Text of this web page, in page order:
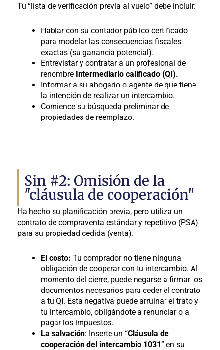
Tu “lista de verificación previa al vuelo” debe incluir:
Hablar con su contador público certificado
para modelar las consecuencias fiscales
exactas (su ganancia potencial).
Entrevistar y contratar a un profesional de
renombre Intermediario calificado (QI).
Informar a su abogado o agente de que tiene
la intención de realizar un intercambio.
Comience su búsqueda preliminar de
propiedades de reemplazo.
Sin #2: Omisión de la
"cláusula de cooperación"
Ha hecho su planificación previa, pero utiliza un
contrato de compraventa estándar y repetitivo (PSA)
para su propiedad cedida (venta).
El costo: Tu comprador no tiene ninguna
obligación de cooperar con tu intercambio. Al
momento del cierre, puede negarse a firmar los
documentos necesarios para ceder el contrato
a tu QI. Esta negativa puede arruinar el trato y
tu intercambio, obligándote a renunciar o a
pagar los impuestos.
La salvación: Inserte un “Cláusula de
cooperación del intercambio 1031” en su